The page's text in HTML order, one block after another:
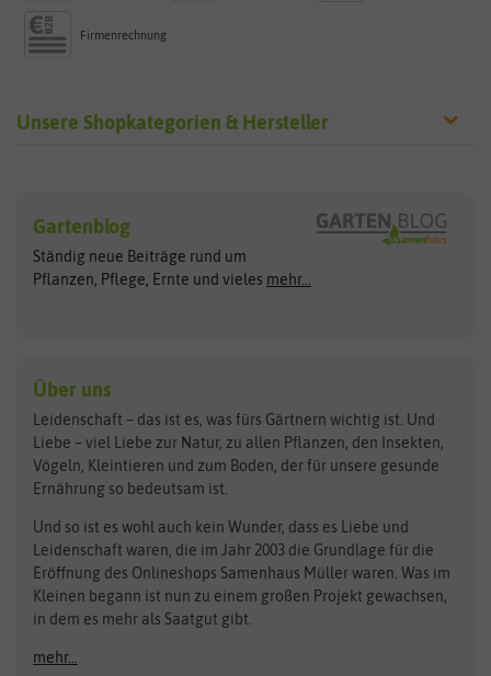
Firmenrechnung
Unsere Shopkategorien & Hersteller
Exotische Samen
Gemüsesamen
Gründünger
Kräutersamen
Obstsamen
Pilzbrut
Rasensamen
Steckzwiebeln
Zimmer & Kübelpflanzen
Kataloge
Schnäppchen
Anzucht & Gartenzubehör
Anzuchtschalen
Arche Noah
ASB Greenworld
Benary
Bingenheimer Saatgut
BioBalu
Bionana
BIOWOL
Blumicorn
Bûten Birds
Clever Pots
COMPO
Dürr-Samen
elho
Feldsaaten Freudenberger
Fertil
Flora Elite
Gartenblog
Ständig neue Beiträge rund um
Pflanzen, Pflege, Ernte und vieles mehr...
Über uns
Leidenschaft – das ist es, was fürs Gärtnern wichtig ist. Und
Liebe – viel Liebe zur Natur, zu allen Pflanzen, den Insekten,
Vögeln, Kleintieren und zum Boden, der für unsere gesunde
Ernährung so bedeutsam ist.
Und so ist es wohl auch kein Wunder, dass es Liebe und
Leidenschaft waren, die im Jahr 2003 die Grundlage für die
Eröffnung des Onlineshops Samenhaus Müller waren. Was im
Kleinen begann ist nun zu einem großen Projekt gewachsen,
in dem es mehr als Saatgut gibt.
mehr...